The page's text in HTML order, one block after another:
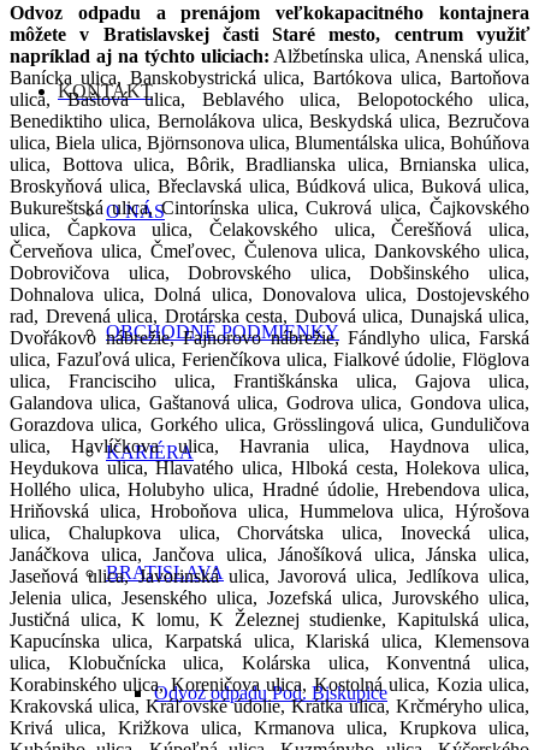
KONTAKT
O NÁS
OBCHODNÉ PODMIENKY
KARIÉRA
BRATISLAVA
Odvoz odpadu Pod. Biskupice
Odvoz odpadu a prenájom veľkokapacitného kontajnera
môžete v Bratislavskej časti Staré mesto, centrum využiť
napríklad aj na týchto uliciach: Alžbetínska ulica, Anenská ulica,
Banícka ulica, Banskobystrická ulica, Bartókova ulica, Bartoňova
ulica, Baštová ulica, Beblavého ulica, Belopotockého ulica,
Benediktiho ulica, Bernolákova ulica, Beskydská ulica, Bezručova
ulica, Biela ulica, Björnsonova ulica, Blumentálska ulica, Bohúňova
ulica, Bottova ulica, Bôrik, Bradlianska ulica, Brnianska ulica,
Broskyňová ulica, Břeclavská ulica, Búdková ulica, Buková ulica,
Bukureštská ulica, Cintorínska ulica, Cukrová ulica, Čajkovského
ulica, Čapkova ulica, Čelakovského ulica, Čerešňová ulica,
Červeňova ulica, Čmeľovec, Čulenova ulica, Dankovského ulica,
Dobrovičova ulica, Dobrovského ulica, Dobšinského ulica,
Dohnalova ulica, Dolná ulica, Donovalova ulica, Dostojevského
rad, Drevená ulica, Drotárska cesta, Dubová ulica, Dunajská ulica,
Dvořákovo nábrežie, Fajnorovo nábrežie, Fándlyho ulica, Farská
ulica, Fazuľová ulica, Ferienčíkova ulica, Fialkové údolie, Flöglova
ulica, Francisciho ulica, Františkánska ulica, Gajova ulica,
Galandova ulica, Gaštanová ulica, Godrova ulica, Gondova ulica,
Gorazdova ulica, Gorkého ulica, Grösslingová ulica, Gunduličova
ulica, Havlíčkova ulica, Havrania ulica, Haydnova ulica,
Heydukova ulica, Hlavatého ulica, Hlboká cesta, Holekova ulica,
Hollého ulica, Holubyho ulica, Hradné údolie, Hrebendova ulica,
Hriňovská ulica, Hroboňova ulica, Hummelova ulica, Hýrošova
ulica, Chalupkova ulica, Chorvátska ulica, Inovecká ulica,
Janáčkova ulica, Jančova ulica, Jánošíková ulica, Jánska ulica,
Jaseňová ulica, Javorinská ulica, Javorová ulica, Jedlíkova ulica,
Jelenia ulica, Jesenského ulica, Jozefská ulica, Jurovského ulica,
Justičná ulica, K lomu, K Železnej studienke, Kapitulská ulica,
Kapucínska ulica, Karpatská ulica, Klariská ulica, Klemensova
ulica, Klobučnícka ulica, Kolárska ulica, Konventná ulica,
Korabinského ulica, Koreničova ulica, Kostolná ulica, Kozia ulica,
Krakovská ulica, Kráľovské údolie, Krátka ulica, Krčméryho ulica,
Krivá ulica, Križkova ulica, Krmanova ulica, Krupkova ulica,